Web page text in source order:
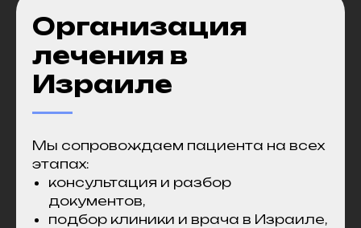
Организация
лечения в
Израиле
Мы сопровождаем пациента на всех
этапах:
консультация и разбор
документов,
подбор клиники и врача в Израиле,